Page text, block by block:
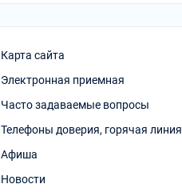
Карта сайта
Электронная приемная
Часто задаваемые вопросы
Телефоны доверия, горячая линия
Афиша
Новости